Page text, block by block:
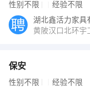
性别不限 经验不限
湖北鑫活力家具
黄陂汉口北环宇
保安
性别不限 经验不限